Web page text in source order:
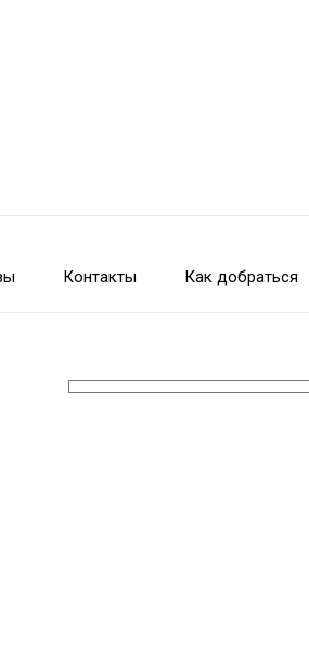
Контакты Как добраться